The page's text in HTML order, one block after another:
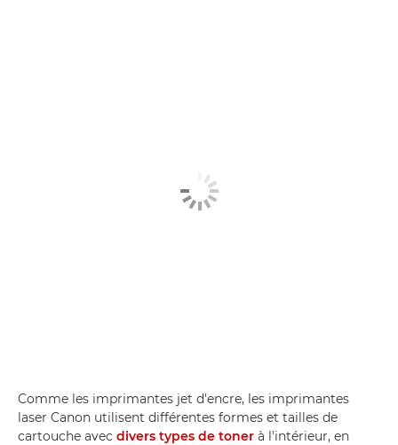
Comme les imprimantes jet d'encre, les imprimantes
laser Canon utilisent différentes formes et tailles de
cartouche avec divers types de toner à l'intérieur, en